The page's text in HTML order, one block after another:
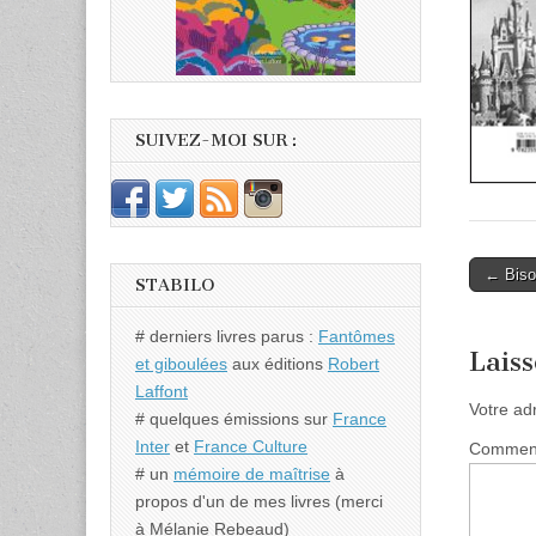
Post
←
Votre
SUIVEZ-MOI SUR :
STABILO
# derniers livres parus : Fantômes
et giboulées aux éditions Robert
Laffont
# quelques émissions sur France
Inter et France Culture
# un mémoire de maîtrise à
propos d'un de mes livres (merci
à Mélanie Rebeaud)